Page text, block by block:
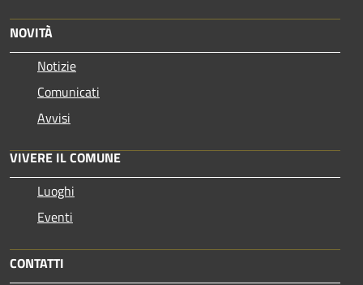
NOVITÀ
Notizie
Comunicati
Avvisi
VIVERE IL COMUNE
Luoghi
Eventi
CONTATTI